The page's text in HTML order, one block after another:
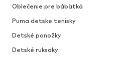
Oblečenie pre bábätká
Puma detske tenisky
Detské ponožky
Detské ruksaky